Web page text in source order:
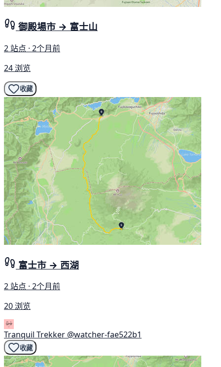
御殿場市 → 富士山
2 站点 · 2个月前
24 浏览
收藏
富士市 → 西湖
2 站点 · 2个月前
20 浏览
Tranquil Trekker @watcher-fae522b1
收藏